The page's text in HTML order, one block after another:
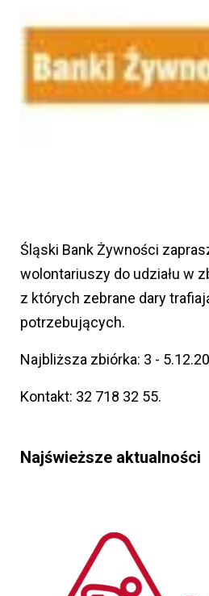
Śląski Bank Żywności
wolontariuszy do udziału w
z których zebrane dary
potrzebujących.
Najbliższa zbiórka: 3 -
Kontakt: 32 718 32 55.
Najświeższe aktualności